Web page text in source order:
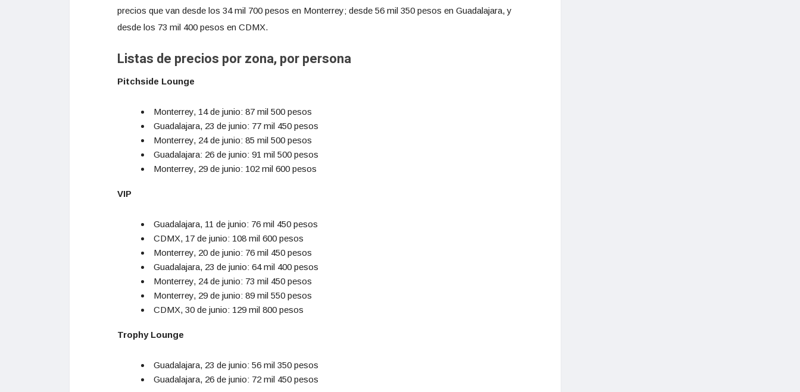
precios que van desde los 34 mil 700 pesos en Monterrey; desde 56 mil 350 pesos en Guadalajara, y
desde los 73 mil 400 pesos en CDMX.
Listas de precios por zona, por persona
Pitchside Lounge
Monterrey, 14 de junio: 87 mil 500 pesos
Guadalajara, 23 de junio: 77 mil 450 pesos
Monterrey, 24 de junio: 85 mil 500 pesos
Guadalajara: 26 de junio: 91 mil 500 pesos
Monterrey, 29 de junio: 102 mil 600 pesos
VIP
Guadalajara, 11 de junio: 76 mil 450 pesos
CDMX, 17 de junio: 108 mil 600 pesos
Monterrey, 20 de junio: 76 mil 450 pesos
Guadalajara, 23 de junio: 64 mil 400 pesos
Monterrey, 24 de junio: 73 mil 450 pesos
Monterrey, 29 de junio: 89 mil 550 pesos
CDMX, 30 de junio: 129 mil 800 pesos
Trophy Lounge
Guadalajara, 23 de junio: 56 mil 350 pesos
Guadalajara, 26 de junio: 72 mil 450 pesos